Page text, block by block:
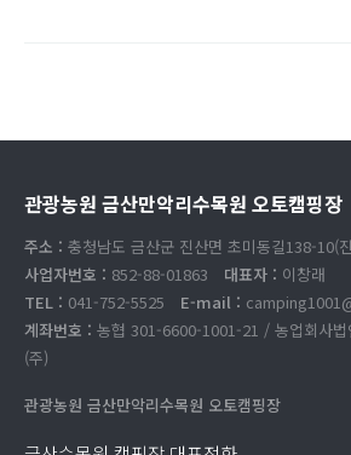
관광농원 금산만악리수목원 오토캠핑장
주소 : 충청남도 금산군 진산면 초미동길138-10(
사업자번호 : 852-88-01863 대표자 : 이창래
TEL : 041-752-5525 E-mail :
계좌번호 : 농협 301-6600-1001-21 / 농업회사법
(주)
관광농원 금산만악리수목원 오토캠핑장